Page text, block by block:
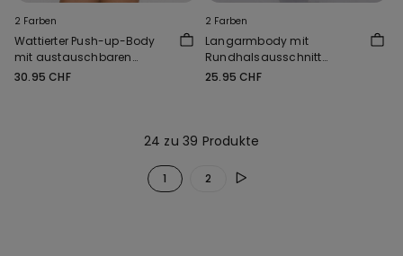
2 Farben
Wattierter Push-up-Body
mit austauschbaren
Trägern
30.95 CHF
2 Farben
Langarmbody mit
Rundhalsausschnitt
Invisible Therm
25.95 CHF
24 zu 39 Produkte
1 2